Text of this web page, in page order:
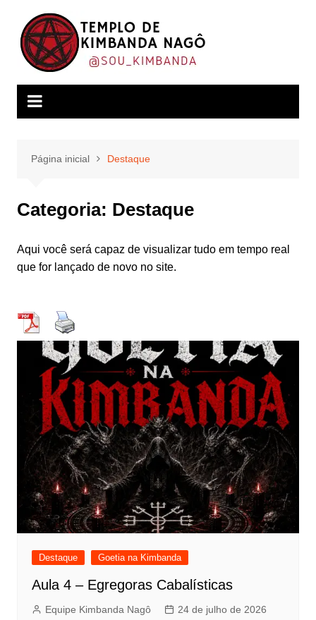
conteúdo
Página inicial Destaque
Categoria: Destaque
Aqui você será capaz de visualizar tudo em tempo real
que for lançado de novo no site.
Destaque Goetia na Kimbanda
Aula 4 – Egregoras Cabalísticas
Equipe Kimbanda Nagô 24 de julho de 2026